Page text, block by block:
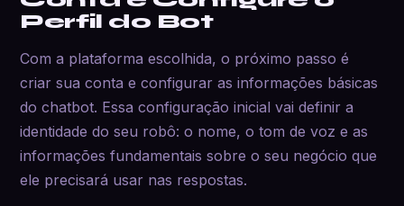
Perfil do Bot
Com a plataforma escolhida, o próximo passo é
criar sua conta e configurar as informações básicas
do chatbot. Essa configuração inicial vai definir a
identidade do seu robô: o nome, o tom de voz e as
informações fundamentais sobre o seu negócio que
ele precisará usar nas respostas.